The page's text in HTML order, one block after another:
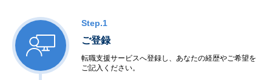
Step.1
ご登録
転職支援サービスへ登録し、あなたの経歴やご希望を
ご記入ください。